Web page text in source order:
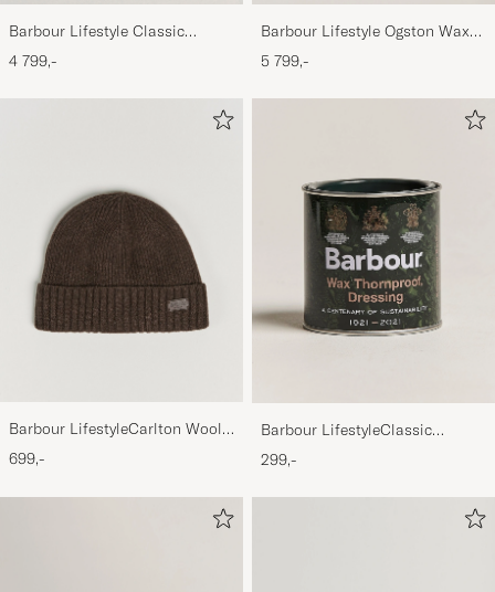
Barbour Lifestyle Classic
Bedale Jacket Olive
4 799,-
Barbour Lifestyle Ogston Waxed
Jacket Olive
5 799,-
Barbour LifestyleCarlton Wool
BeanieMid Brown
699,-
Barbour LifestyleClassic
Thornproof Dressing
299,-